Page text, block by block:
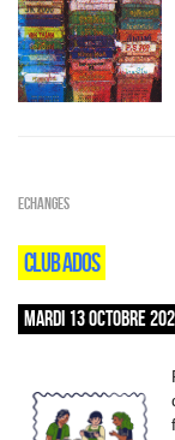
ECHANGES
CLUB ADOS
MARDI 13 OCTOBRE